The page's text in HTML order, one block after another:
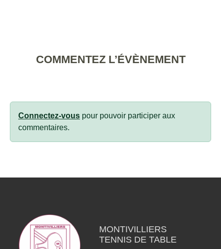
COMMENTEZ L’ÉVÈNEMENT
Connectez-vous pour pouvoir participer aux
commentaires.
MONTIVILLIERS
TENNIS DE TABLE